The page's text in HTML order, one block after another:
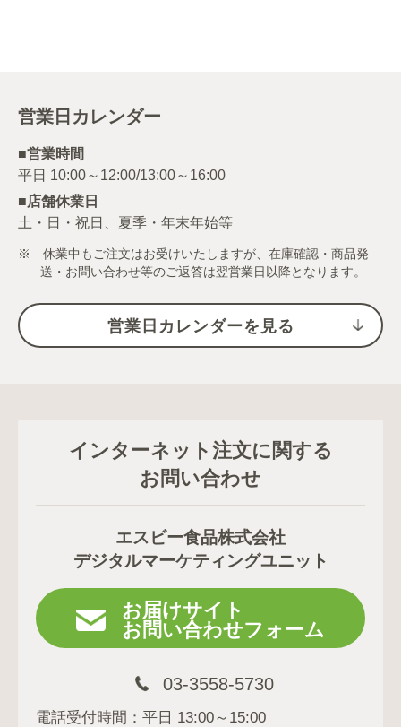
営業日カレンダー
■営業時間
■店舗休業日
土・日・祝日、夏季・年末年始等
※ 休業中もご注文はお受けいたしますが、在庫確認・商品発
送・お問い合わせ等のご返答は翌営業日以降となります。
営業日カレンダーを見る
インターネット注文に関する
お問い合わせ
エスビー食品株式会社
デジタルマーケティングユニット
お届けサイト
お問い合わせフォーム
03-3558-5730
電話受付時間：平日 13:00～15:00